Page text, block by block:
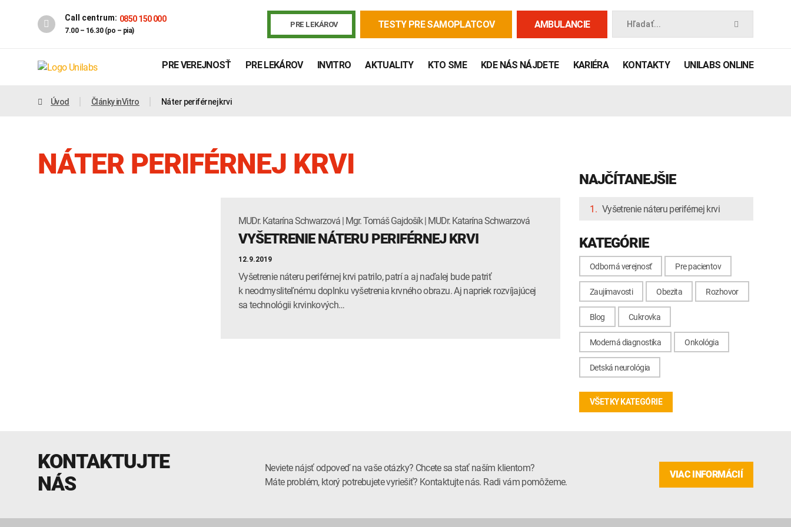
Call centrum: 0850 150 000
7.00 – 16.30 (po – pia)
PRE LEKÁROV TESTY PRE SAMOPLATCOV AMBULANCIE Hľadať...
Covid-19 Žiadanky a tlačivá Výsledky vyšetrení Kortizol Odberová príručka
INTOLERANCIA POTRAVÍN Lymská borelióza Human papillomavirus (HPV)
PRE VEREJNOSŤ PRE LEKÁROV INVITRO AKTUALITY KTO SME KDE NÁS NÁJDETE KARIÉRA KONTAKTY UNILABS ONLINE
Úvod Články inVitro Náter periférnej krvi
NÁTER PERIFÉRNEJ KRVI
MUDr. Katarína Schwarzová | Mgr. Tomáš Gajdošík | MUDr. Katarína Schwarzová
VYŠETRENIE NÁTERU PERIFÉRNEJ KRVI
12.9.2019
Vyšetrenie náteru periférnej krvi patrilo, patrí a aj naďalej bude patriť
k neodmysliteľnému doplnku vyšetrenia krvného obrazu. Aj napriek rozvíjajúcej
sa technológii krvinkových…
NAJČÍTANEJŠIE
1. Vyšetrenie náteru periférnej krvi
KATEGÓRIE
Odborná verejnosť Pre pacientov
Zaujímavosti Obezita Rozhovor
Blog Cukrovka
Moderná diagnostika Onkológia
Detská neurológia
VŠETKY KATEGÓRIE
KONTAKTUJTE
NÁS
Neviete nájsť odpoveď na vaše otázky? Chcete sa stať naším klientom?
Máte problém, ktorý potrebujete vyriešiť? Kontaktujte nás. Radi vám pomôžeme.
VIAC INFORMÁCIÍ